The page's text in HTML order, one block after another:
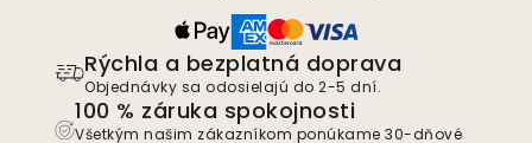
Rýchla a bezplatná doprava
Objednávky sa odosielajú do 2-5 dní.
100 % záruka spokojnosti
Všetkým našim zákazníkom ponúkame 30-dňové